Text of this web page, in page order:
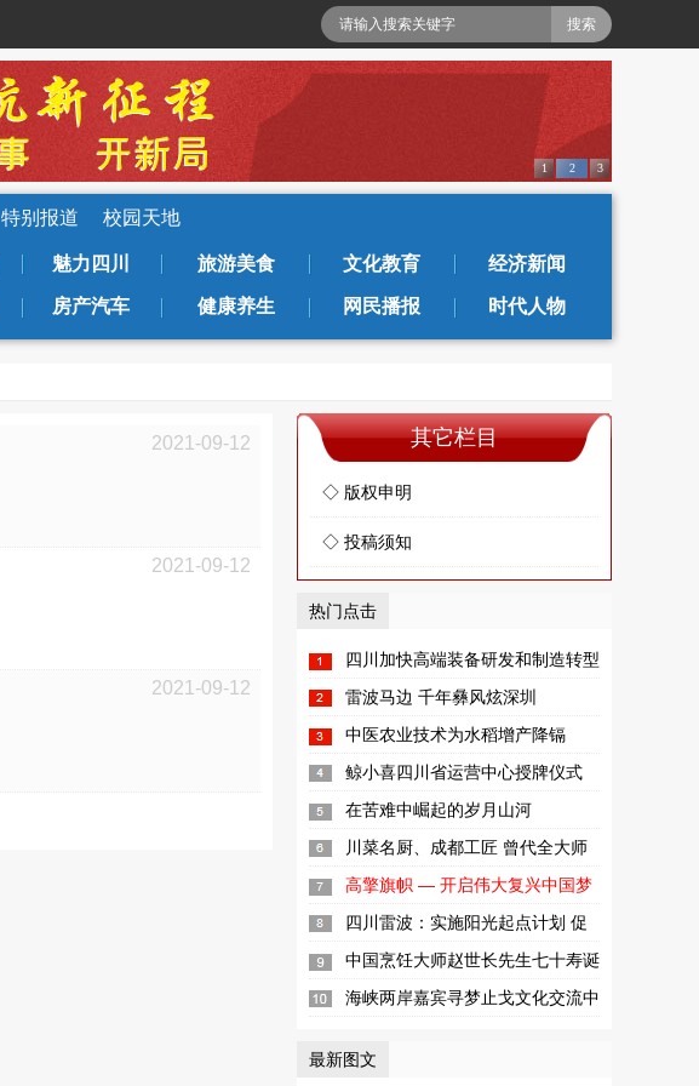
1 2 3
特别报道 校园天地
魅力四川 旅游美食 文化教育 经济新闻
房产汽车 健康养生 网民播报 时代人物
其它栏目
◇ 版权申明
◇ 投稿须知
热门点击
四川加快高端装备研发和制造转型
升级步伐雷波马边 千年彝风炫深圳
中医农业技术为水稻增产降镉
鲸小喜四川省运营中心授牌仪式
暨“互联网+新零售高峰论坛”在成...
在苦难中崛起的岁月山河
川菜名厨、成都工匠 曾代全大师
高擎旗帜 — 开启伟大复兴中国梦
新征程四川雷波：实施阳光起点计划 促
进儿童健康成长
中国烹饪大师赵世长先生七十寿诞
暨收徒仪式
海峡两岸嘉宾寻梦止戈文化交流中
最新图文
2021-09-12
2021-09-12
2021-09-12